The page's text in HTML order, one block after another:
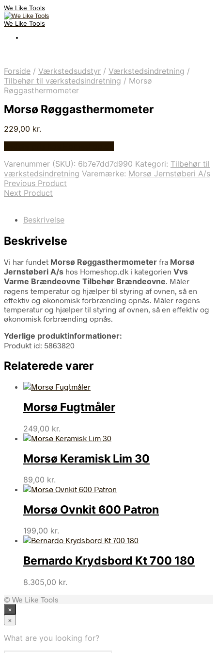
We Like Tools
We Like Tools
Forside / Værkstedsudstyr / Værkstedsindretning /
Tilbehør til værkstedsindretning / Morsø
Røggasthermometer
Morsø Røggasthermometer
229,00 kr.
Varenummer (SKU): 6b7e7dd7d990 Kategori: Tilbehør til
værkstedsindretning Varemærke: Morsø Jernstøberi A/s
Previous Product
Next Product
Beskrivelse
Beskrivelse
Vi har fundet Morsø Røggasthermometer fra Morsø
Jernstøberi A/s hos Homeshop.dk i kategorien Vvs
Varme Brændeovne Tilbehør Brændeovne. Måler
røgens temperatur og hjælper til styring af ovnen, så en
effektiv og økonomisk forbrænding opnås. Måler røgens
temperatur og hjælper til styring af ovnen, så en effektiv og
økonomisk forbrænding opnås.
Yderlige produktinformationer:
Produkt id: 5863820
Relaterede varer
Morsø Fugtmåler
249,00 kr.
Morsø Keramisk Lim 30
89,00 kr.
Morsø Ovnkit 600 Patron
199,00 kr.
Bernardo Krydsbord Kt 700 180
8.305,00 kr.
© We Like Tools
×
×
What are you looking for?